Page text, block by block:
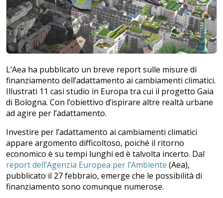
L’Aea ha pubblicato un breve report sulle misure di
finanziamento dell’adattamento ai cambiamenti climatici.
Illustrati 11 casi studio in Europa tra cui il progetto Gaia
di Bologna. Con l’obiettivo d’ispirare altre realtà urbane
ad agire per l’adattamento.
Investire per l’adattamento ai cambiamenti climatici
appare argomento difficoltoso, poiché il ritorno
economico è su tempi lunghi ed è talvolta incerto. Dal
report dell’Agenzia Europea per l’Ambiente (Aea),
pubblicato il 27 febbraio, emerge che le possibilità di
finanziamento sono comunque numerose.